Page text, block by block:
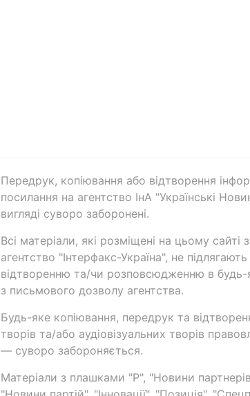
Передрук, копіювання або відтворення
посилання на агентство ІнА "Українські
вигляді суворо заборонені.
Всі матеріали, які розміщені на цьому сайті
агентство "Інтерфакс-Україна", не
відтворенню та/чи розповсюдженню в будь-
з письмового дозволу агентства.
Будь-яке копіювання, передрук та
творів та/або аудіовізуальних творів
— суворо забороняється.
Матеріали з плашками "Р", "Новини